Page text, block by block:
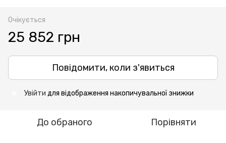
Очікується
25 852 грн
Повідомити, коли з'явиться
Увійти для відображення накопичувальної знижки
До обраного Порівняти